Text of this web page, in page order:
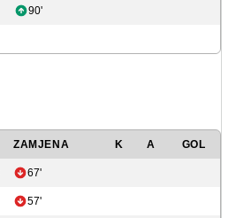
90'
ZAMJENA K A GOL
67'
57'